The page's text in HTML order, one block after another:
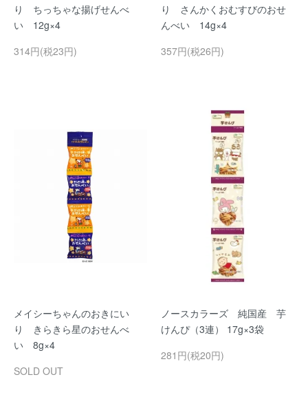
り ちっちゃな揚げせんべ
い 12g×4
314円(税23円)
り さんかくおむすびのおせ
んべい 14g×4
357円(税26円)
メイシーちゃんのおきにい
り きらきら星のおせんべ
い 8g×4
SOLD OUT
ノースカラーズ 純国産 芋
けんぴ（3連） 17g×3袋
281円(税20円)